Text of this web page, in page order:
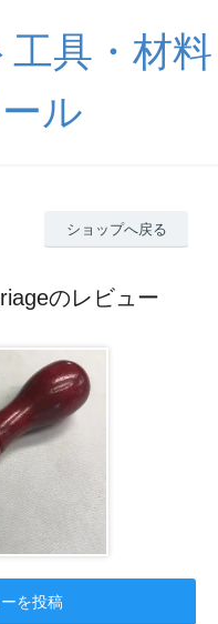
具・材料
ル
ショップへ戻る
のレビュー
を投稿